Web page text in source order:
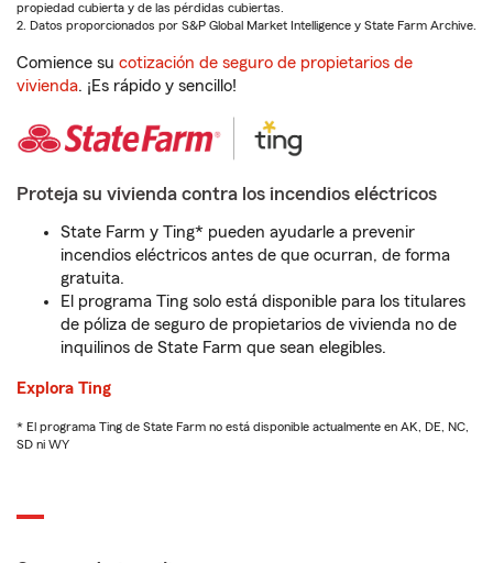
propiedad cubierta y de las pérdidas cubiertas.
2. Datos proporcionados por S&P Global Market Intelligence y State Farm Archive.
Comience su cotización de seguro de propietarios de
vivienda. ¡Es rápido y sencillo!
Proteja su vivienda contra los incendios eléctricos
State Farm y Ting* pueden ayudarle a prevenir
incendios eléctricos antes de que ocurran, de forma
gratuita.
El programa Ting solo está disponible para los titulares
de póliza de seguro de propietarios de vivienda no de
inquilinos de State Farm que sean elegibles.
Explora Ting
* El programa Ting de State Farm no está disponible actualmente en AK, DE, NC,
SD ni WY